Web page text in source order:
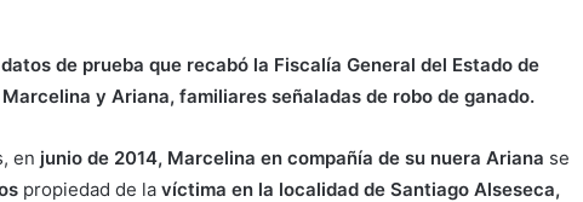
de prueba que recabó la Fiscalía General del Estado de
Marcelina y Ariana, familiares señaladas de robo de ganado.
en junio de 2014, Marcelina en compañía de su nuera Ariana se
propiedad de la víctima en la localidad de Santiago Alseseca,